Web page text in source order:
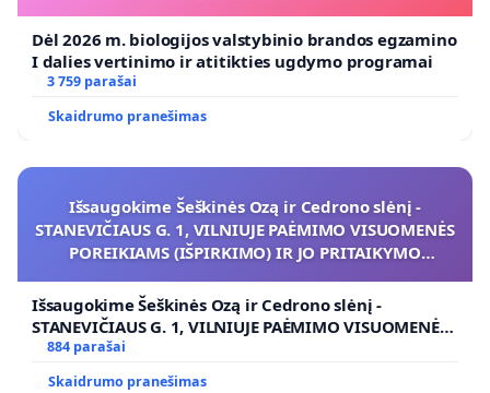
Dėl 2026 m. biologijos valstybinio brandos egzamino
I dalies vertinimo ir atitikties ugdymo programai
3 759 parašai
Skaidrumo pranešimas
Išsaugokime Šeškinės Ozą ir Cedrono slėnį -
STANEVIČIAUS G. 1, VILNIUJE PAĖMIMO VISUOMENĖS
POREIKIAMS (IŠPIRKIMO) IR JO PRITAIKYMO
Išsaugokime Šeškinės Ozą ir Cedrono slėnį -
STANEVIČIAUS G. 1, VILNIUJE PAĖMIMO VISUOMENĖS
POREIKIAMS (IŠPIRKIMO) IR JO PRITAIKYMO VIEŠAJAI
ŽELDYNŲ FUNKCIJAI
884 parašai
Skaidrumo pranešimas